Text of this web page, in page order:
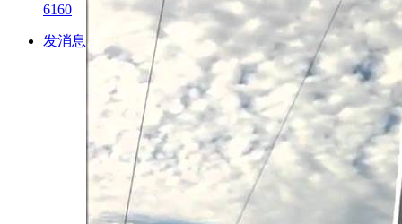
6160
发消息